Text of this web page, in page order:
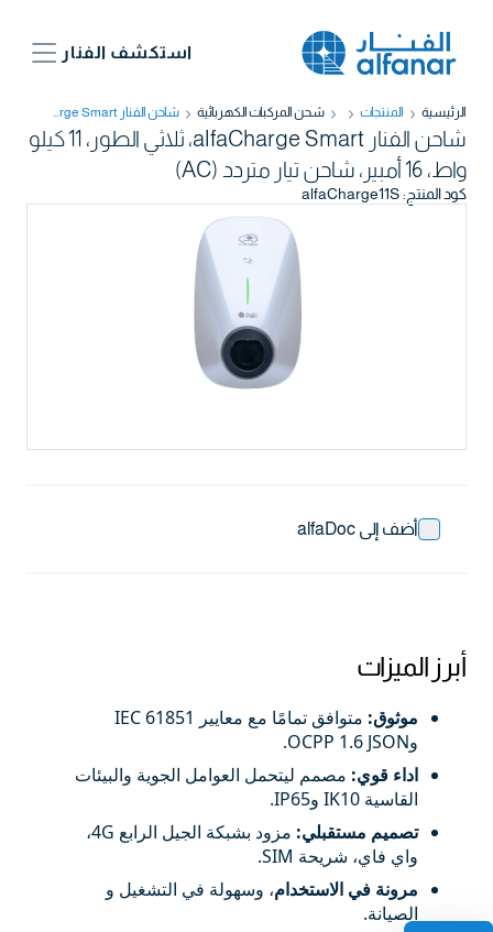
استكشف الفنار
الرئيسية المنتجات شحن المركبات الكهربائية​ شاحن الفنار alfaCharge Smart، ثلاثي الطور، 11 كيلو واط، 16 أمبير، شاحن تيار متردد (AC)
أضف إلى alfaDoc
شاحن الفنار alfaCharge Smart، ثلاثي الطور، 11 كيلو
واط، 16 أمبير، شاحن تيار متردد (AC)
كود المنتج:
alfaCharge11S
أبرز الميزات
موثوق:
متوافق تمامًا مع معايير IEC 61851
وOCPP 1.6 JSON.
اداء قوي: مصمم ليتحمل العوامل الجوية والبيئات
القاسية IK10 وIP65.
تصميم مستقبلي:
مزود بشبكة الجيل الرابع 4G،
واي فاي، شريحة SIM.
مرونة في الاستخدام، وسهولة في التشغيل و
الصيانة.